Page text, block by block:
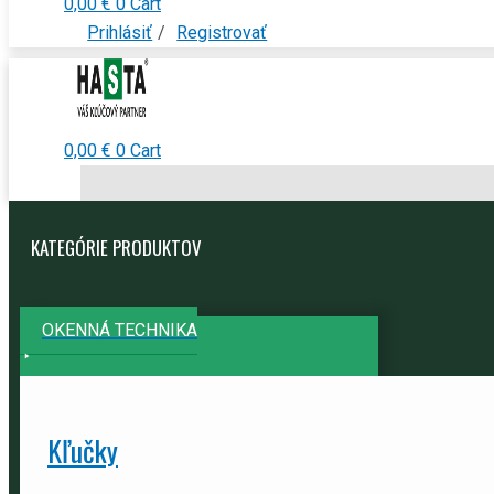
Prihlásiť / Registrovať
0,00 € 0 Cart
KATEGÓRIE PRODUKTOV
OKENNÁ TECHNIKA
Kľučky